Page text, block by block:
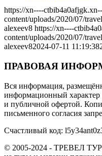
https://xn----
content/uploads/2020/07/
alexeev8 https://xn----
content/uploads/2020/07/
alexeev82024-07-11 11:19:38
ПРАВОВАЯ
Вся информация,
информационный характер
и публичной офертой.
письменного согласия
Счастливый код:
© 2005-2024 - ТРЕВЕЛ ТУР